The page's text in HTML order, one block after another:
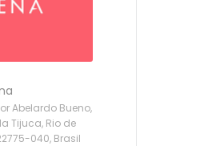
Abelardo Bueno,
Tijuca, Rio de
040, Brasil